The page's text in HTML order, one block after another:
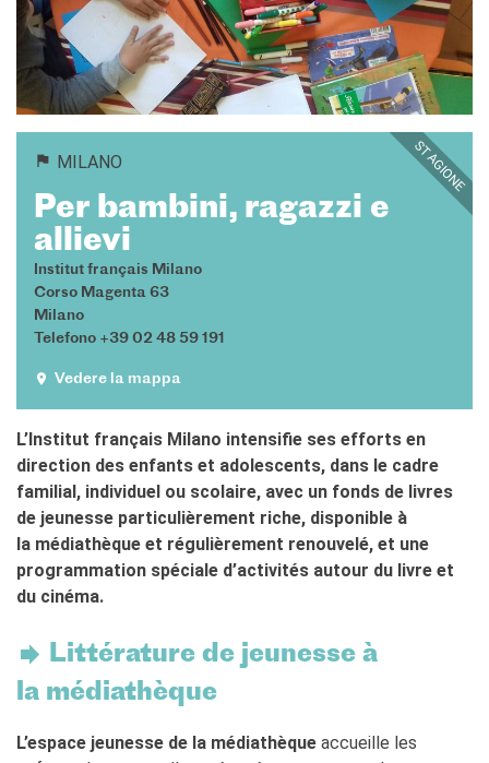
Corsi aziendali
Informazioni utili: Calendario
e CGV
Corsi di teatro
SERVIZIO TRADUZIONE
Catalogo
CINEMA
SCUOLA & UNIVERSITÀ
Cooperazione educativa
Cooperazione
universitaria
Francia
Studiare in Francia
PARTENARIATI
CHI SIAMO
Contatti
IF Italia
Come raggiungerci
MILANO
Per bambini, ragazzi e
allievi
Institut français Milano
Corso Magenta 63
Milano
Telefono +39 02 48 59 191
Vedere la mappa
STAGIONE
L’Institut français Milano intensifie ses efforts en
direction des enfants et adolescents, dans le cadre
familial, individuel ou scolaire, avec un fonds de livres
de jeunesse particulièrement riche, disponible à
la médiathèque et régulièrement renouvelé, et une
programmation spéciale d’activités autour du livre et
du cinéma.
Littérature de jeunesse à
la médiathèque
L’espace jeunesse de la médiathèque accueille les